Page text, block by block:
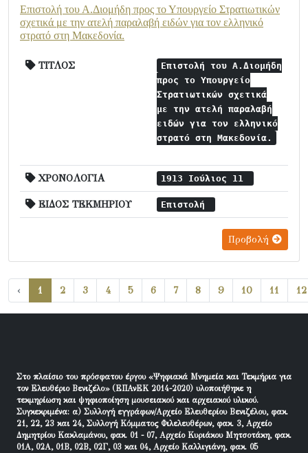
Επιστολή του Α.Διομήδη προς το Υπουργείο Στρατιωτικών
σχετικά με την ατελή παραλαβή ειδών για τον ελληνικό
στρατό στη Μακεδονία.
ΤΙΤΛΟΣ
Επιστολή του Α.Διομήδη
προς το Υπουργείο
Στρατιωτικών σχετικά
με την ατελή παραλαβή
ειδών για τον ελληνικό
στρατό στη Μακεδονία.
ΧΡΟΝΟΛΟΓΙΑ 1913 Ιούλιος 11
ΕΙΔΟΣ ΤΕΚΜΗΡΙΟΥ Επιστολή
Προβολή
‹ 1 2 3 4 5 6 7 8 9 10 11 12
Στο πλαίσιο του πρόσφατου έργου «Ψηφιακά Μνημεία και Τεκμήρια για
τον Ελευθέριο Βενιζέλο» (ΕΠΑνΕΚ 2014-2020) υλοποιήθηκε η
τεκμηρίωση και ψηφιοποίηση μουσειακού και αρχειακού υλικού.
Συγκεκριμένα: α) Συλλογή εγγράφων/Αρχείο Ελευθερίου Βενιζέλου, φακ.
21, 22, 23 και 24, Συλλογή Κόμματος Φιλελευθέρων, φακ. 3, Αρχείο
Δημητρίου Κακλαμάνου, φακ. 01 - 07, Αρχείο Κυριάκου Μητσοτάκη, φακ.
01Α, 02Α, 01Β, 02Β, 02Γ, 03 και 04, Αρχείο Καλλιγιάνη, φακ. 05